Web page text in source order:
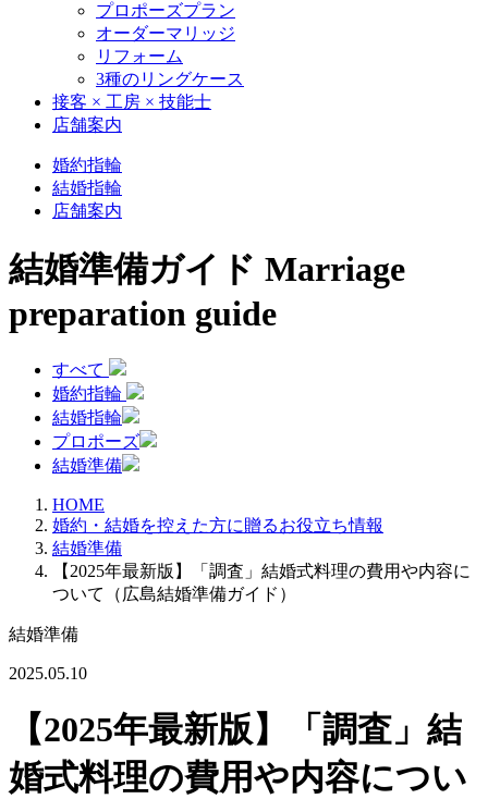
プロポーズプラン
オーダーマリッジ
リフォーム
3種のリングケース
接客 × 工房 × 技能士
店舗案内
婚約指輪
結婚指輪
店舗案内
結婚準備ガイド Marriage
preparation guide
すべて
婚約指輪
結婚指輪
プロポーズ
結婚準備
HOME
婚約・結婚を控えた方に贈るお役立ち情報
結婚準備
【2025年最新版】「調査」結婚式料理の費用や内容に
ついて（広島結婚準備ガイド）
結婚準備
2025.05.10
【2025年最新版】「調査」結
婚式料理の費用や内容につい